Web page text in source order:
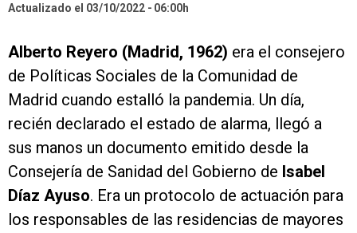
Actualizado el 03/10/2022
06:00h
Alberto Reyero (Madrid, 1962) era el consejero
de Políticas Sociales de la Comunidad de
Madrid cuando estalló la pandemia. Un día,
recién declarado el estado de alarma, llegó a
sus manos un documento emitido desde la
Consejería de Sanidad del Gobierno de Isabel
Díaz Ayuso. Era un protocolo de actuación para
los responsables de las residencias de mayores